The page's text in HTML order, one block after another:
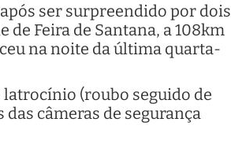
ser surpreendido por dois
Feira de Santana, a 108km
na noite da última quarta-
(roubo seguido de
câmeras de segurança